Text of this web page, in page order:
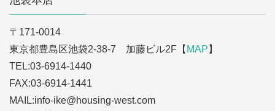
〒171-0014
東京都豊島区池袋2-38-7 加藤ビル2F【 MAP 】
TEL:03-6914-1440
FAX:03-6914-1441
MAIL:info-ike@housing-west.com